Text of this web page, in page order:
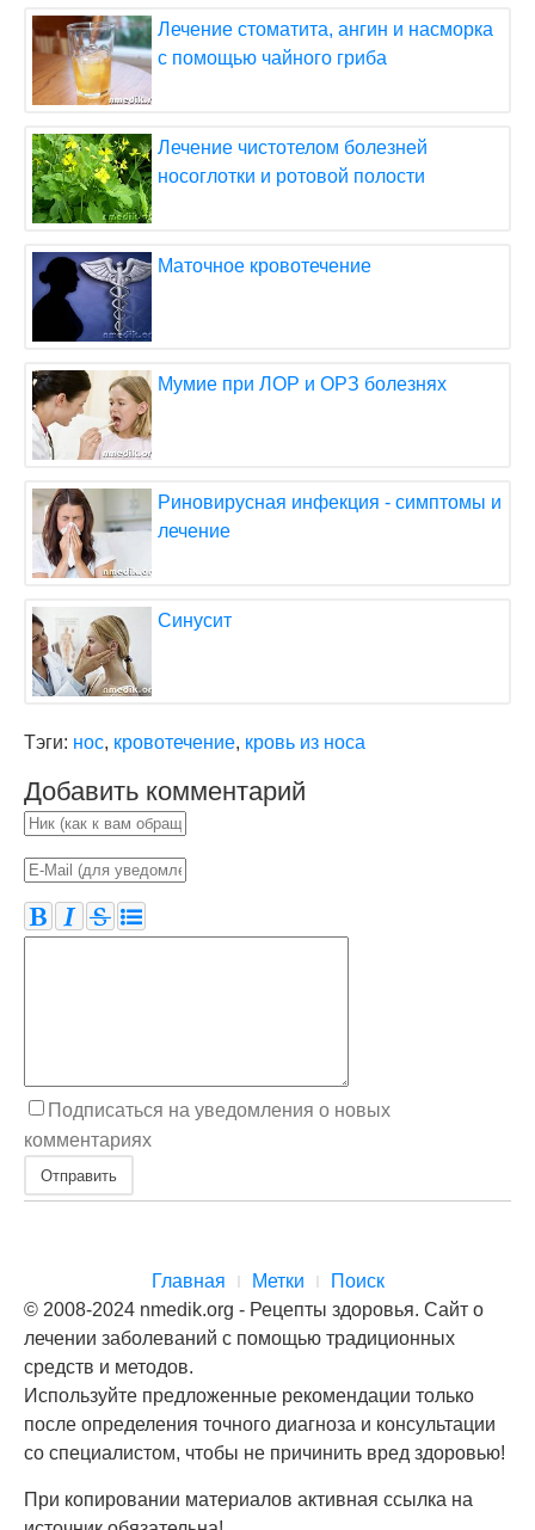
Лечение стоматита, ангин и насморка
с помощью чайного гриба
Лечение чистотелом болезней
носоглотки и ротовой полости
Маточное кровотечение
Мумие при ЛОР и ОРЗ болезнях
Риновирусная инфекция - симптомы и
лечение
Синусит
Тэги: нос, кровотечение, кровь из носа
Добавить комментарий
Подписаться на уведомления о новых
комментариях
Отправить
Главная Метки
Поиск
© 2008-2024 nmedik.org - Рецепты здоровья. Сайт о
лечении заболеваний с помощью традиционных
средств и методов.
Используйте предложенные рекомендации только
после определения точного диагноза и консультации
со специалистом, чтобы не причинить вред здоровью!
При копировании материалов активная ссылка на